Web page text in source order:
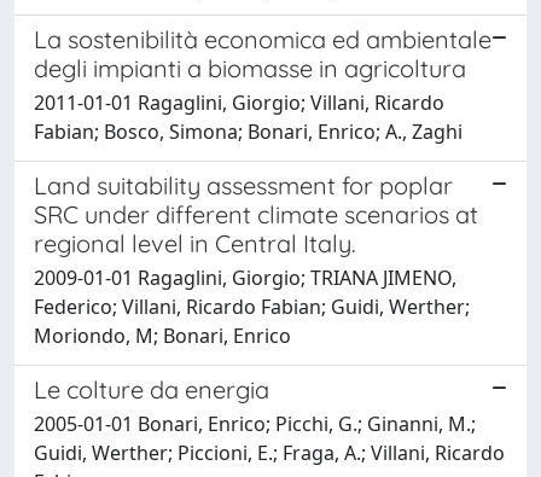
La sostenibilità economica ed ambientale
degli impianti a biomasse in agricoltura
2011-01-01 Ragaglini, Giorgio; Villani, Ricardo
Fabian; Bosco, Simona; Bonari, Enrico; A., Zaghi
Land suitability assessment for poplar
SRC under different climate scenarios at
regional level in Central Italy.
2009-01-01 Ragaglini, Giorgio; TRIANA JIMENO,
Federico; Villani, Ricardo Fabian; Guidi, Werther;
Moriondo, M; Bonari, Enrico
Le colture da energia
2005-01-01 Bonari, Enrico; Picchi, G.; Ginanni, M.;
Guidi, Werther; Piccioni, E.; Fraga, A.; Villani, Ricardo